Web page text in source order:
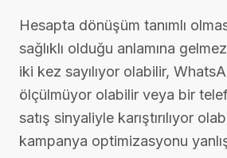
Hesapta dönüşüm tanımlı
sağlıklı olduğu anlamına
iki kez sayılıyor olabilir,
ölçülmüyor olabilir veya bir
satış sinyaliyle karıştırılıyor
kampanya optimizasyonu